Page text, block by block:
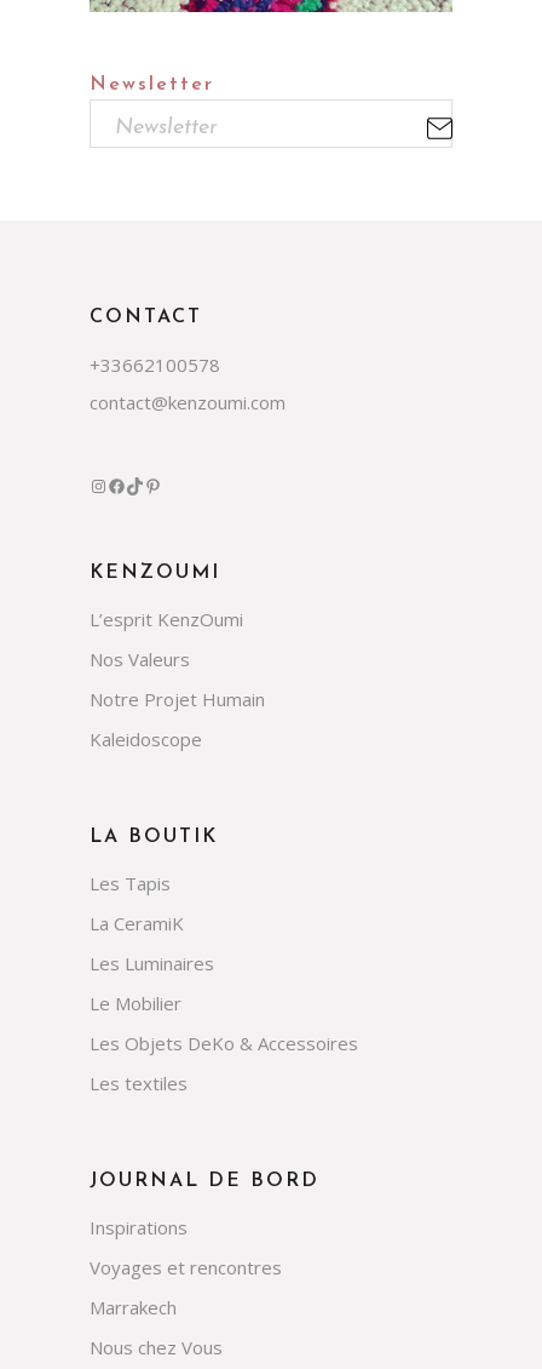
Newsletter
CONTACT
+33662100578
contact@kenzoumi.com
Instagram
Facebook
TikTokPinterest
KENZOUMI
L’esprit KenzOumi
Nos Valeurs
Notre Projet Humain
Kaleidoscope
LA BOUTIK
Les Tapis
La CeramiK
Les Luminaires
Le Mobilier
Les Objets DeKo & Accessoires
Les textiles
JOURNAL DE BORD
Inspirations
Voyages et rencontres
Marrakech
Nous chez Vous